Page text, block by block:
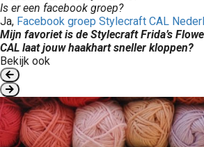
Is er een facebook groep?
Ja, Facebook groep Stylecraft CAL
Mijn favoriet is de Stylecraft Frida’s
CAL laat jouw haakhart sneller kloppen?
Bekijk ook